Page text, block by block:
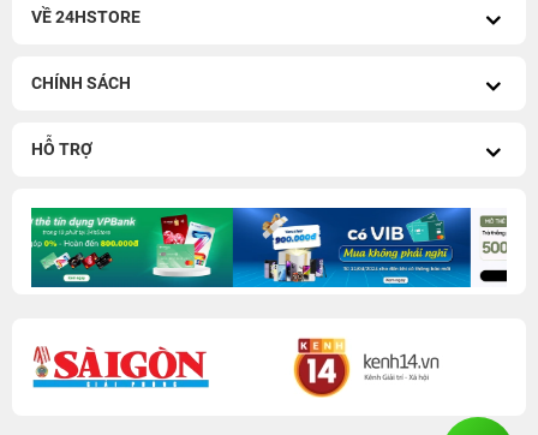
VỀ 24HSTORE
CHÍNH SÁCH
HỖ TRỢ